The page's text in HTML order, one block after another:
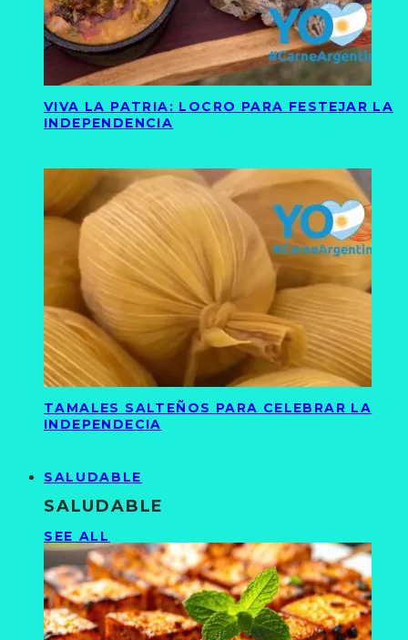
VIVA LA PATRIA: LOCRO PARA FESTEJAR LA
INDEPENDENCIA
TAMALES SALTEÑOS PARA CELEBRAR LA
INDEPENDECIA
SALUDABLE
SALUDABLE
SEE ALL